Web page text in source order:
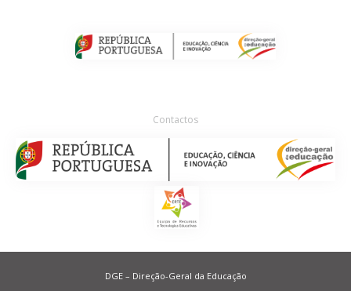
Contactos
DGE – Direção-Geral da Educação